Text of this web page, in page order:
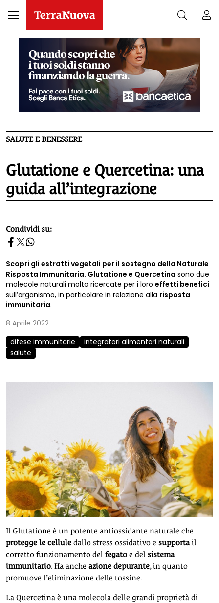
SALUTE E BENESSERE
Glutatione e Quercetina: una
guida all’integrazione
homepage h2
Condividi su:
Scopri gli estratti vegetali per il sostegno della Naturale
Risposta Immunitaria. Glutatione e Quercetina sono due
molecole naturali molto ricercate per i loro effetti benefici
sull’organismo, in particolare in relazione alla risposta
immunitaria.
8 Aprile 2022
difese immunitarie
integratori alimentari naturali
salute
Il Glutatione è un potente antiossidante naturale che
protegge le cellule dallo stress ossidativo e supportail
corretto funzionamento del fegato e del sistema
immunitario. Ha anche azione depurante, in quanto
promuove l’eliminazione delle tossine.
La Quercetina è una molecola delle grandi proprietà di